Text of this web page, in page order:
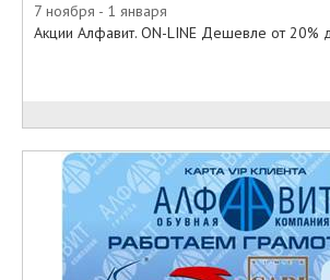
7 ноября - 1 января
Акции Алфавит. ON-LINE Дешевле от 20%